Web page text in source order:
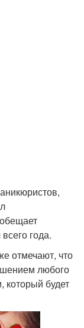
года.
отмечают, что
любого
который будет